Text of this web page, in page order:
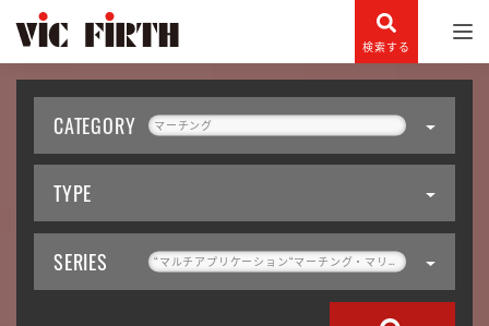
検索する
CATEGORY マーチング
TYPE
SERIES “マルチアプリケーション“マーチング・マリンバマレット